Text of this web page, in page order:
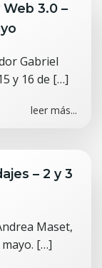
3.0 –
Gabriel
y 16 de […]
leer más...
– 2 y 3
Maset,
[…]